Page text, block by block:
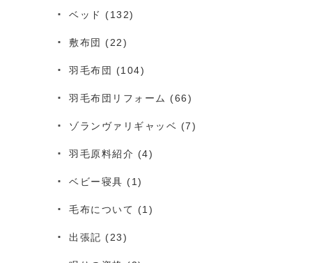
ベッド (132)
敷布団 (22)
羽毛布団 (104)
羽毛布団リフォーム (66)
ゾランヴァリギャッベ (7)
羽毛原料紹介 (4)
ベビー寝具 (1)
毛布について (1)
出張記 (23)